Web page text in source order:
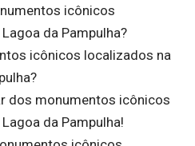
icônicos
da Pampulha?
icônicos localizados na
dos monumentos icônicos
da Pampulha!